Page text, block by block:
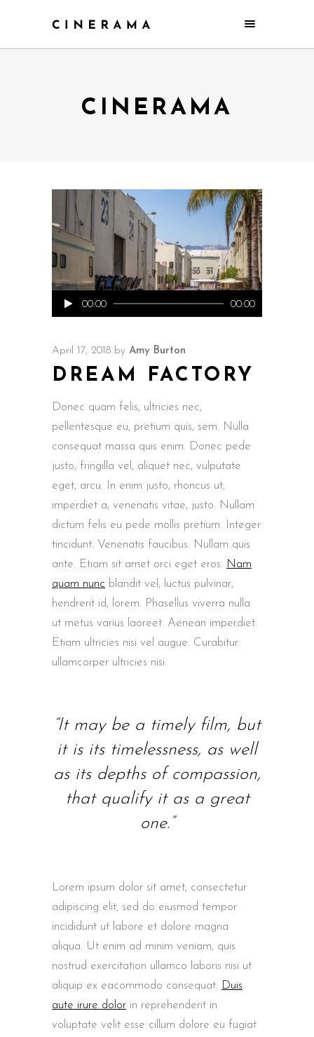
CINERAMA
Audio
Player
00:00 00:00
April 17, 2018 by Amy Burton
DREAM FACTORY
Donec quam felis, ultricies nec,
pellentesque eu, pretium quis, sem. Nulla
consequat massa quis enim. Donec pede
justo, fringilla vel, aliquet nec, vulputate
eget, arcu. In enim justo, rhoncus ut,
imperdiet a, venenatis vitae, justo. Nullam
dictum felis eu pede mollis pretium. Integer
tincidunt. Venenatis faucibus. Nullam quis
ante. Etiam sit amet orci eget eros. Nam
quam nunc blandit vel, luctus pulvinar,
hendrerit id, lorem. Phasellus viverra nulla
ut metus varius laoreet. Aenean imperdiet.
Etiam ultricies nisi vel augue. Curabitur
ullamcorper ultricies nisi.
“It may be a timely film, but
it is its timelessness, as well
as its depths of compassion,
that qualify it as a great
one.”
Lorem ipsum dolor sit amet, consectetur
adipiscing elit, sed do eiusmod tempor
incididunt ut labore et dolore magna
aliqua. Ut enim ad minim veniam, quis
nostrud exercitation ullamco laboris nisi ut
aliquip ex eacommodo consequat. Duis
aute irure dolor in reprehenderit in
voluptate velit esse cillum dolore eu fugiat